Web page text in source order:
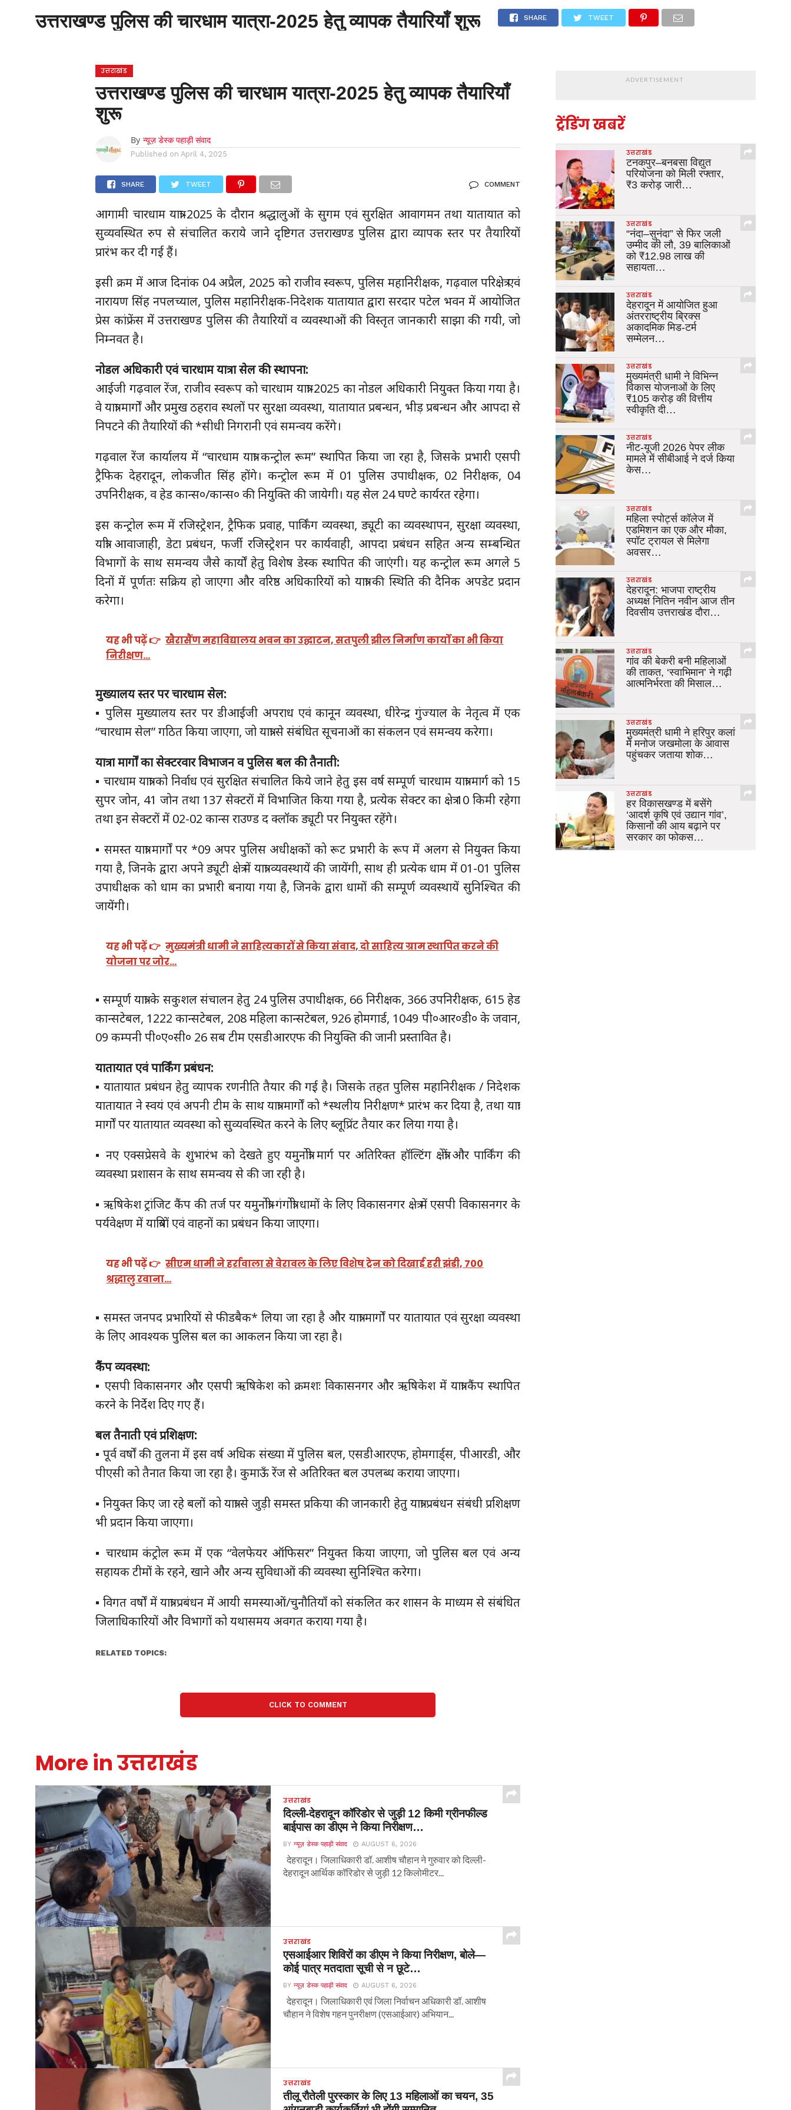
होम देश दुनिया उत्तराखंड धर्म-संस्कृति राजनीति संपर्क करें
उत्तरकाशी
उधम सिंह नगरउत्तराखण्ड पुलिस की चारधाम यात्रा-2025 हेतु व्यापक तैयारियाँ शुरू SHARE TWEET
उत्तराखंड
उत्तराखण्ड पुलिस की चारधाम यात्रा-2025 हेतु व्यापक तैयारियाँ
शुरू
By न्यूज़ डेस्क पहाड़ी संवाद
Published on April 4, 2025
SHARE TWEET COMMENT
आगामी चारधाम यात्रा-2025 के दौरान श्रद्धालुओं के सुगम एवं सुरक्षित आवागमन तथा यातायात को
सुव्यवस्थित रुप से संचालित कराये जाने दृष्टिगत उत्तराखण्ड पुलिस द्वारा व्यापक स्तर पर तैयारियों
प्रारंभ कर दी गई हैं।
इसी क्रम में आज दिनांक 04 अप्रैल, 2025 को राजीव स्वरूप, पुलिस महानिरीक्षक, गढ़वाल परिक्षेत्र एवं
नारायण सिंह नपलच्याल, पुलिस महानिरीक्षक-निदेशक यातायात द्वारा सरदार पटेल भवन में आयोजित
प्रेस कांफ्रेंस में उत्तराखण्ड पुलिस की तैयारियों व व्यवस्थाओं की विस्तृत जानकारी साझा की गयी, जो
निम्नवत है।
नोडल अधिकारी एवं चारधाम यात्रा सेल की स्थापना:
आईजी गढ़वाल रेंज, राजीव स्वरूप को चारधाम यात्रा-2025 का नोडल अधिकारी नियुक्त किया गया है।
वे यात्रा मार्गों और प्रमुख ठहराव स्थलों पर सुरक्षा व्यवस्था, यातायात प्रबन्धन, भीड़ प्रबन्धन और आपदा से
निपटने की तैयारियों की *सीधी निगरानी एवं समन्वय करेंगे।
गढ़वाल रेंज कार्यालय में “चारधाम यात्रा कन्ट्रोल रूम” स्थापित किया जा रहा है, जिसके प्रभारी एसपी
ट्रैफिक देहरादून, लोकजीत सिंह होंगे। कन्ट्रोल रूम में 01 पुलिस उपाधीक्षक, 02 निरीक्षक, 04
उपनिरीक्षक, व हेड कान्स०/कान्स० की नियुक्ति की जायेगी। यह सेल 24 घण्टे कार्यरत रहेगा।
इस कन्ट्रोल रूम में रजिस्ट्रेशन, ट्रैफिक प्रवाह, पार्किंग व्यवस्था, ड्यूटी का व्यवस्थापन, सुरक्षा व्यवस्था,
यात्री आवाजाही, डेटा प्रबंधन, फर्जी रजिस्ट्रेशन पर कार्यवाही, आपदा प्रबंधन सहित अन्य सम्बन्धित
विभागों के साथ समन्वय जैसे कार्यों हेतु विशेष डेस्क स्थापित की जाएंगी। यह कन्ट्रोल रूम अगले 5
दिनों में पूर्णतः सक्रिय हो जाएगा और वरिष्ठ अधिकारियों को यात्रा की स्थिति की दैनिक अपडेट प्रदान
करेगा।
यह भी पढ़ें 👉 खैरासैंण महाविद्यालय भवन का उद्घाटन, सतपुली झील निर्माण कार्यों का भी किया
निरीक्षण…
मुख्यालय स्तर पर चारधाम सेल:
▪️ पुलिस मुख्यालय स्तर पर डीआईजी अपराध एवं कानून व्यवस्था, धीरेन्द्र गुंज्याल के नेतृत्व में एक
“चारधाम सेल” गठित किया जाएगा, जो यात्रा से संबंधित सूचनाओं का संकलन एवं समन्वय करेगा।
यात्रा मार्गों का सेक्टरवार विभाजन व पुलिस बल की तैनाती:
▪️ चारधाम यात्रा को निर्वाध एवं सुरक्षित संचालित किये जाने हेतु इस वर्ष सम्पूर्ण चारधाम यात्रा मार्ग को 15
सुपर जोन, 41 जोन तथा 137 सेक्टरों में विभाजित किया गया है, प्रत्येक सेक्टर का क्षेत्र 10 किमी रहेगा
तथा इन सेक्टरों में 02-02 कान्स राउण्ड द क्लॉक ड्यूटी पर नियुक्त रहेंगे।
▪️ समस्त यात्रा मार्गों पर *09 अपर पुलिस अधीक्षकों को रूट प्रभारी के रूप में अलग से नियुक्त किया
गया है, जिनके द्वारा अपने ड्यूटी क्षेत्र में यात्रा व्यवस्थायें की जायेंगी, साथ ही प्रत्येक धाम में 01-01 पुलिस
उपाधीक्षक को धाम का प्रभारी बनाया गया है, जिनके द्वारा धामों की सम्पूर्ण व्यवस्थायें सुनिश्चित की
जायेंगी।
यह भी पढ़ें 👉 मुख्यमंत्री धामी ने साहित्यकारों से किया संवाद, दो साहित्य ग्राम स्थापित करने की
योजना पर जोर…
▪️ सम्पूर्ण यात्रा के सकुशल संचालन हेतु 24 पुलिस उपाधीक्षक, 66 निरीक्षक, 366 उपनिरीक्षक, 615 हेड
कान्सटेबल, 1222 कान्सटेबल, 208 महिला कान्सटेबल, 926 होमगार्ड, 1049 पी०आर०डी० के जवान,
09 कम्पनी पी०ए०सी० 26 सब टीम एसडीआरएफ की नियुक्ति की जानी प्रस्तावित है।
यातायात एवं पार्किंग प्रबंधन:
▪️ यातायात प्रबंधन हेतु व्यापक रणनीति तैयार की गई है। जिसके तहत पुलिस महानिरीक्षक / निदेशक
यातायात ने स्वयं एवं अपनी टीम के साथ यात्रा मार्गों को *स्थलीय निरीक्षण* प्रारंभ कर दिया है, तथा यात्रा
मार्गों पर यातायात व्यवस्था को सुव्यवस्थित करने के लिए ब्लूप्रिंट तैयार कर लिया गया है।
▪️ नए एक्सप्रेसवे के शुभारंभ को देखते हुए यमुनोत्री मार्ग पर अतिरिक्त हॉल्टिंग क्षेत्रों और पार्किंग की
व्यवस्था प्रशासन के साथ समन्वय से की जा रही है।
▪️ ऋषिकेश ट्रांजिट कैंप की तर्ज पर यमुनोत्री-गंगोत्री धामों के लिए विकासनगर क्षेत्र में एसपी विकासनगर के
पर्यवेक्षण में यात्रियों एवं वाहनों का प्रबंधन किया जाएगा।
यह भी पढ़ें 👉 सीएम धामी ने हर्रावाला से वेरावल के लिए विशेष ट्रेन को दिखाई हरी झंडी, 700
श्रद्धालु रवाना…
▪️ समस्त जनपद प्रभारियों से फीडबैक* लिया जा रहा है और यात्रा मार्गों पर यातायात एवं सुरक्षा व्यवस्था
के लिए आवश्यक पुलिस बल का आकलन किया जा रहा है।
कैंप व्यवस्था:
▪️ एसपी विकासनगर और एसपी ऋषिकेश को क्रमशः विकासनगर और ऋषिकेश में यात्रा कैंप स्थापित
करने के निर्देश दिए गए हैं।
बल तैनाती एवं प्रशिक्षण:
▪️ पूर्व वर्षों की तुलना में इस वर्ष अधिक संख्या में पुलिस बल, एसडीआरएफ, होमगार्ड्स, पीआरडी, और
पीएसी को तैनात किया जा रहा है। कुमाऊँ रेंज से अतिरिक्त बल उपलब्ध कराया जाएगा।
▪️ नियुक्त किए जा रहे बलों को यात्रा से जुड़ी समस्त प्रकिया की जानकारी हेतु यात्रा प्रबंधन संबंधी प्रशिक्षण
भी प्रदान किया जाएगा।
▪️ चारधाम कंट्रोल रूम में एक “वेलफेयर ऑफिसर” नियुक्त किया जाएगा, जो पुलिस बल एवं अन्य
सहायक टीमों के रहने, खाने और अन्य सुविधाओं की व्यवस्था सुनिश्चित करेगा।
▪️ विगत वर्षों में यात्रा प्रबंधन में आयी समस्याओं/चुनौतियाँ को संकलित कर शासन के माध्यम से संबंधित
जिलाधिकारियों और विभागों को यथासमय अवगत कराया गया है।
RELATED TOPICS:
CLICK TO COMMENT
More in उत्तराखंड
उत्तराखंड
दिल्ली-देहरादून कॉरिडोर से जुड़ी 12 किमी ग्रीनफील्ड
बाईपास का डीएम ने किया निरीक्षण…
BYन्यूज़ डेस्क पहाड़ी संवाद AUGUST 6, 2026
देहरादून। जिलाधिकारी डॉ. आशीष चौहान ने गुरुवार को दिल्ली-
देहरादून आर्थिक कॉरिडोर से जुड़ी 12 किलोमीटर...
उत्तराखंड
एसआईआर शिविरों का डीएम ने किया निरीक्षण, बोले—
कोई पात्र मतदाता सूची से न छूटे…
BYन्यूज़ डेस्क पहाड़ी संवाद AUGUST 6, 2026
देहरादून। जिलाधिकारी एवं जिला निर्वाचन अधिकारी डॉ. आशीष
चौहान ने विशेष गहन पुनरीक्षण (एसआईआर) अभियान...
उत्तराखंड
तीलू रौतेली पुरस्कार के लिए 13 महिलाओं का चयन, 35
ADVERTISEMENT
ट्रेंडिंग खबरें
उत्तराखंड
टनकपुर–बनबसा विद्युत
परियोजना को मिली रफ्तार,
₹3 करोड़ जारी…
उत्तराखंड
“नंदा–सुनंदा” से फिर जली
उम्मीद की लौ, 39 बालिकाओं
को ₹12.98 लाख की
सहायता…
उत्तराखंड
देहरादून में आयोजित हुआ
अंतरराष्ट्रीय ब्रिक्स
अकादमिक मिड-टर्म
सम्मेलन…
उत्तराखंड
मुख्यमंत्री धामी ने विभिन्न
विकास योजनाओं के लिए
₹105 करोड़ की वित्तीय
स्वीकृति दी…
उत्तराखंड
नीट-यूजी 2026 पेपर लीक
मामले में सीबीआई ने दर्ज किया
केस…
उत्तराखंड
महिला स्पोर्ट्स कॉलेज में
एडमिशन का एक और मौका,
स्पॉट ट्रायल से मिलेगा
अवसर…
उत्तराखंड
देहरादून: भाजपा राष्ट्रीय
अध्यक्ष नितिन नवीन आज तीन
दिवसीय उत्तराखंड दौरा…
उत्तराखंड
गांव की बेकरी बनी महिलाओं
की ताकत, ‘स्वाभिमान’ ने गढ़ी
आत्मनिर्भरता की मिसाल…
उत्तराखंड
मुख्यमंत्री धामी ने हरिपुर कलां
में मनोज जखमोला के आवास
पहुंचकर जताया शोक…
उत्तराखंड
हर विकासखण्ड में बसेंगे
‘आदर्श कृषि एवं उद्यान गांव’,
किसानों की आय बढ़ाने पर
सरकार का फोकस…